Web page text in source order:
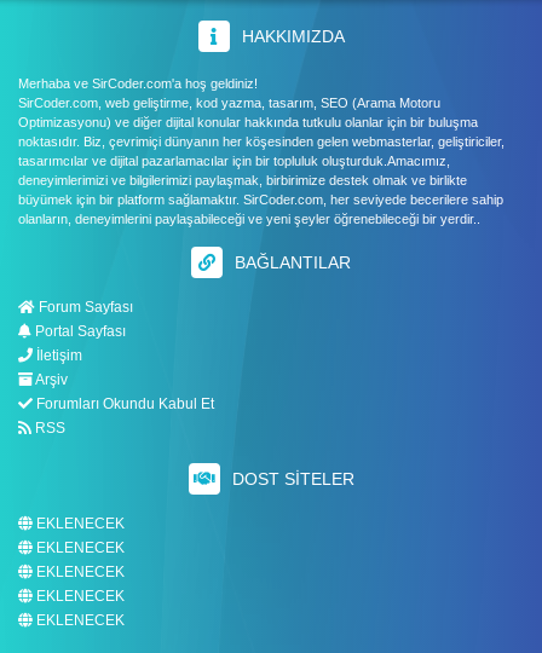
HAKKIMIZDA
Merhaba ve SirCoder.com'a hoş geldiniz!
SirCoder.com, web geliştirme, kod yazma, tasarım, SEO (Arama Motoru
Optimizasyonu) ve diğer dijital konular hakkında tutkulu olanlar için bir buluşma
noktasıdır. Biz, çevrimiçi dünyanın her köşesinden gelen webmasterlar, geliştiriciler,
tasarımcılar ve dijital pazarlamacılar için bir topluluk oluşturduk.Amacımız,
deneyimlerimizi ve bilgilerimizi paylaşmak, birbirimize destek olmak ve birlikte
büyümek için bir platform sağlamaktır. SirCoder.com, her seviyede becerilere sahip
olanların, deneyimlerini paylaşabileceği ve yeni şeyler öğrenebileceği bir yerdir..
BAĞLANTILAR
Forum Sayfası
Portal Sayfası
İletişim
Arşiv
Forumları Okundu Kabul Et
RSS
DOST SITELER
EKLENECEK
EKLENECEK
EKLENECEK
EKLENECEK
EKLENECEK